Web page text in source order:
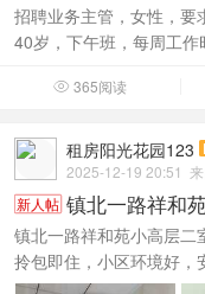
招聘业务主管，女性，
40岁，下午班，每周工
 365阅读
租房阳光花园123
2025-12-19 20:51
新人帖 镇北一路祥和
镇北一路祥和苑小高层二
拎包即住，小区环境好，